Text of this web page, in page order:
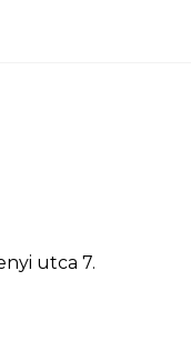
utca 7.